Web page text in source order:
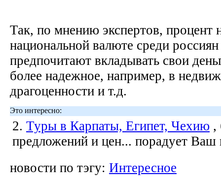
Так, по мнению экспертов, процент
национальной валюте среди
предпочитают вкладывать свои
более надежное, например, в
драгоценности и т.д.
Это интересно:
2. Туры в Карпаты, Египет, Чехию ,
предложений и цен... порадует Ваш
новости по тэгу: Интересное